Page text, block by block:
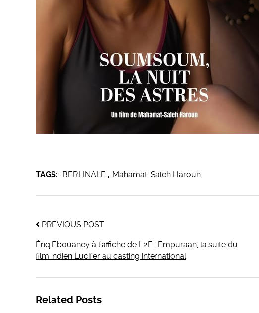
TAGS: BERLINALE , Mahamat-Saleh Haroun
PREVIOUS POST
Ériq Ebouaney à l’affiche de L2E : Empuraan, la suite du
film indien Lucifer au casting international
Related Posts